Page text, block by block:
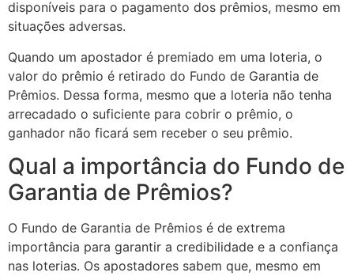
disponíveis para o pagamento dos prêmios, mesmo em
situações adversas.
Quando um apostador é premiado em uma loteria, o
valor do prêmio é retirado do Fundo de Garantia de
Prêmios. Dessa forma, mesmo que a loteria não tenha
arrecadado o suficiente para cobrir o prêmio, o
ganhador não ficará sem receber o seu prêmio.
Qual a importância do Fundo de
Garantia de Prêmios?
O Fundo de Garantia de Prêmios é de extrema
importância para garantir a credibilidade e a confiança
nas loterias. Os apostadores sabem que, mesmo em